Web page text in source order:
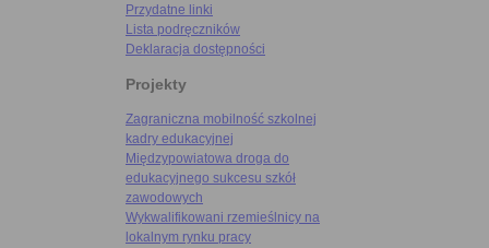
Przydatne linki
Lista podręczników
Deklaracja dostępności
Projekty
Zagraniczna mobilność szkolnej
kadry edukacyjnej
Międzypowiatowa droga do
edukacyjnego sukcesu szkół
zawodowych
Wykwalifikowani rzemieślnicy na
lokalnym rynku pracy